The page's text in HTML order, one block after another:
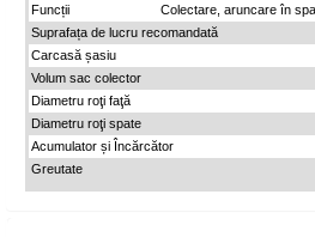
Funcții
Colectare, aruncare în
Suprafața de lucru recomandată
Carcasă șasiu
Volum sac colector
Diametru roţi faţă
Diametru roţi spate
Acumulator și Încărcător
Greutate